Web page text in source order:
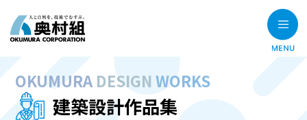
OKUMURA DESIGN WORKS
建築設計作品集